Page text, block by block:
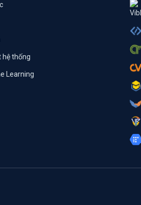
hệ thống
Learning